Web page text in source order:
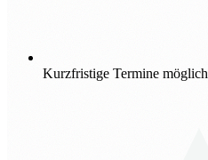
Kurzfristige Termine möglich